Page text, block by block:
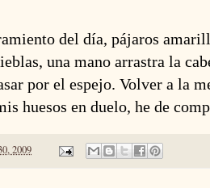
del día, pájaros
una mano arrastra la
por el espejo. Volver a la
huesos en duelo, he de
2009